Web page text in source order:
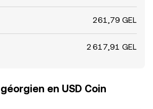
261,79 GEL
2 617,91 GEL
en USD Coin